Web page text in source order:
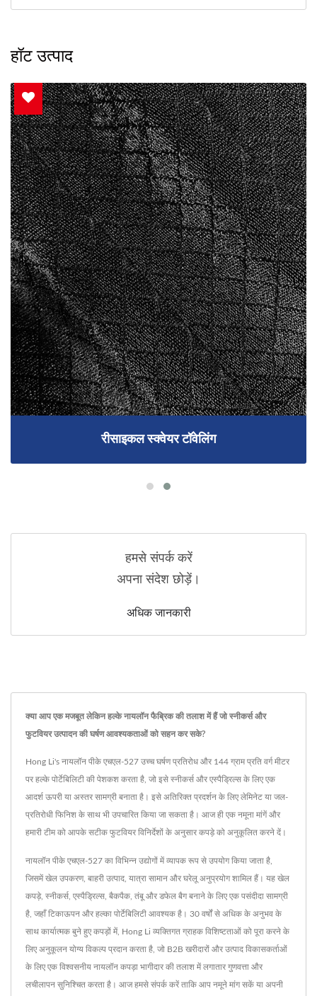
हॉट उत्पाद
रीसाइकल स्क्वेयर टॉवेलिंग
हमसे संपर्क करें
अपना संदेश छोड़ें।
अधिक जानकारी
क्या आप एक मजबूत लेकिन हल्के नायलॉन फैब्रिक की तलाश में हैं जो स्नीकर्स और
फुटवियर उत्पादन की घर्षण आवश्यकताओं को सहन कर सके?
Hong Li's नायलॉन पीके एचएल-527 उच्च घर्षण प्रतिरोध और 144 ग्राम प्रति वर्ग मीटर
पर हल्के पोर्टेबिलिटी की पेशकश करता है, जो इसे स्नीकर्स और एस्पैड्रिल्स के लिए एक
आदर्श ऊपरी या अस्तर सामग्री बनाता है। इसे अतिरिक्त प्रदर्शन के लिए लेमिनेट या जल-
प्रतिरोधी फिनिश के साथ भी उपचारित किया जा सकता है। आज ही एक नमूना मांगें और
हमारी टीम को आपके सटीक फुटवियर विनिर्देशों के अनुसार कपड़े को अनुकूलित करने दें।
नायलॉन पीके एचएल-527 का विभिन्न उद्योगों में व्यापक रूप से उपयोग किया जाता है,
जिसमें खेल उपकरण, बाहरी उत्पाद, यात्रा सामान और घरेलू अनुप्रयोग शामिल हैं। यह खेल
कपड़े, स्नीकर्स, एस्पैड्रिल्स, बैकपैक, तंबू और डफेल बैग बनाने के लिए एक पसंदीदा सामग्री
है, जहाँ टिकाऊपन और हल्का पोर्टेबिलिटी आवश्यक है। 30 वर्षों से अधिक के अनुभव के
साथ कार्यात्मक बुने हुए कपड़ों में, Hong Li व्यक्तिगत ग्राहक विशिष्टताओं को पूरा करने के
लिए अनुकूलन योग्य विकल्प प्रदान करता है, जो B2B खरीदारों और उत्पाद विकासकर्ताओं
के लिए एक विश्वसनीय नायलॉन कपड़ा भागीदार की तलाश में लगातार गुणवत्ता और
लचीलापन सुनिश्चित करता है। आज हमसे संपर्क करें ताकि आप नमूने मांग सकें या अपनी